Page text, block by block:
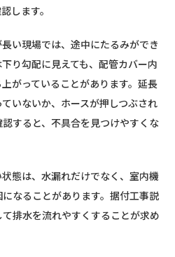
します。
い現場では、途中にたるみができ
り勾配に見えても、配管カバー内
がっていることがあります。延長
いないか、ホースが押しつぶされ
すると、不具合を見つけやすくな
態は、水漏れだけでなく、室内機
なることがあります。据付工事説
排水を流れやすくすることが求め